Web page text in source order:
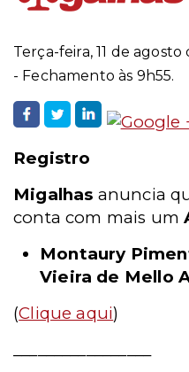
Terça-feira, 11 de agosto
- Fechamento às 9h55.
Registro
Migalhas anuncia
conta com mais um
Montaury
Vieira de Mello
(Clique aqui)